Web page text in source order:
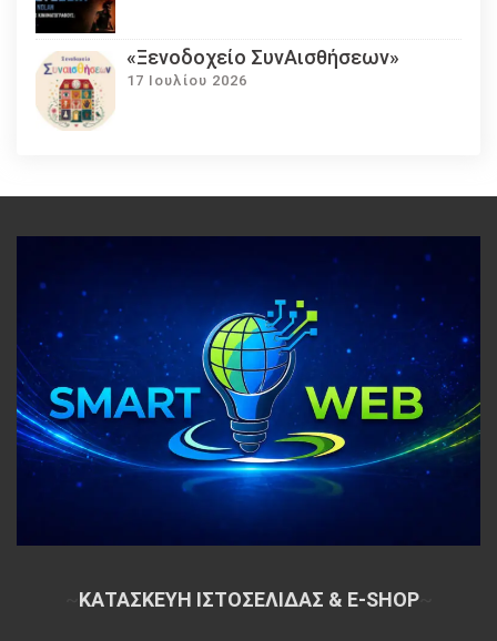
«Ξενοδοχείο ΣυνΑισθήσεων»
17 Ιουλίου 2026
ΚΑΤΑΣΚΕΥΗ ΙΣΤΟΣΕΛΙΔΑΣ & E-SHOP~